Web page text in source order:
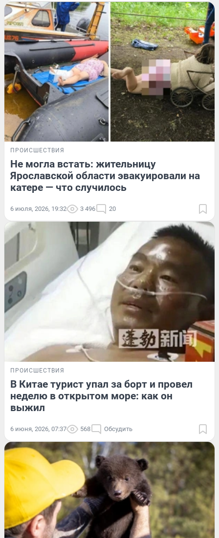
ПРОИСШЕСТВИЯ
Не могла встать: жительницу
Ярославской области эвакуировали на
катере — что случилось
6 июля, 2026, 19:32 3 496 20
ПРОИСШЕСТВИЯ
В Китае турист упал за борт и провел
неделю в открытом море: как он
выжил
6 июня, 2026, 07:37 568 Обсудить